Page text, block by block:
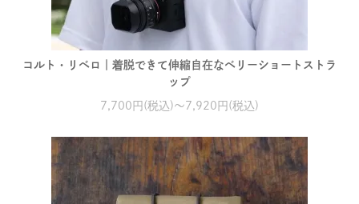
コルト・リベロ｜着脱できて伸縮自在なベリーショートストラ
ップ
7,700円(税込)～7,920円(税込)